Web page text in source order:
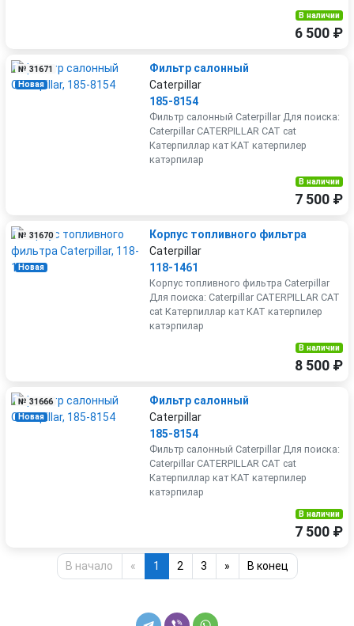
В наличии
6 500 ₽
Новая
№ 31671
Фильтр салонный
Caterpillar
185-8154
Фильтр салонный Caterpillar Для поиска:
Caterpillar CATERPILLAR CAT cat
Катерпиллар кат КАТ катерпилер
катэрпилар
В наличии
7 500 ₽
Новая
№ 31670
Корпус топливного фильтра
Caterpillar
118-1461
Корпус топливного фильтра Caterpillar
Для поиска: Caterpillar CATERPILLAR CAT
cat Катерпиллар кат КАТ катерпилер
катэрпилар
В наличии
8 500 ₽
Новая
№ 31666
Фильтр салонный
Caterpillar
185-8154
Фильтр салонный Caterpillar Для поиска:
Caterpillar CATERPILLAR CAT cat
Катерпиллар кат КАТ катерпилер
катэрпилар
В наличии
7 500 ₽
В начало « 1 2 3 » В конец